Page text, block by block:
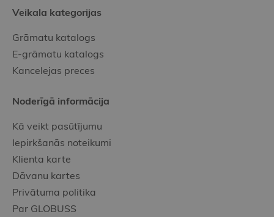
Veikala kategorijas
Grāmatu katalogs
E-grāmatu katalogs
Kancelejas preces
Noderīgā informācija
Kā veikt pasūtījumu
Iepirkšanās noteikumi
Klienta karte
Dāvanu kartes
Privātuma politika
Par GLOBUSS